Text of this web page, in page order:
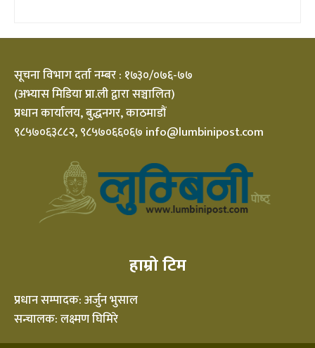
सूचना विभाग दर्ता नम्बर : १७३०/०७६-७७
(अभ्यास मिडिया प्रा.ली द्वारा सञ्चालित)
प्रधान कार्यालय, बुद्धनगर, काठमाडौं
९८५७०६३८८२, ९८५७०६६०६७ info@lumbinipost.com
हाम्रो टिम
प्रधान सम्पादक: अर्जुन भुसाल
सन्चालक: लक्ष्मण घिमिरे